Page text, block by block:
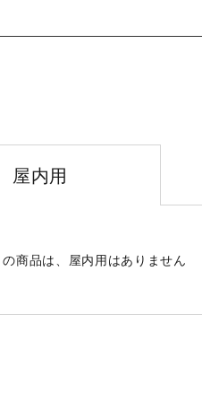
屋内用
の商品は、屋内用はありません